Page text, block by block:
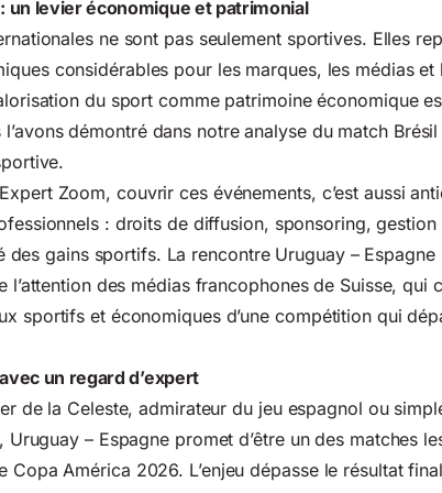
un levier économique et patrimonial
ne sont pas seulement sportives. Elles
considérables pour les marques, les médias et
du sport comme patrimoine économique
démontré dans notre analyse du match
Zoom, couvrir ces événements, c’est aussi
: droits de diffusion, sponsoring,
des gains sportifs. La rencontre Uruguay – Espagne
l’attention des médias francophones de Suisse, qui
sportifs et économiques d’une compétition qui
un regard d’expert
de la Celeste, admirateur du jeu espagnol ou
– Espagne promet d’être un des matches
Copa América 2026. L’enjeu dépasse le résultat